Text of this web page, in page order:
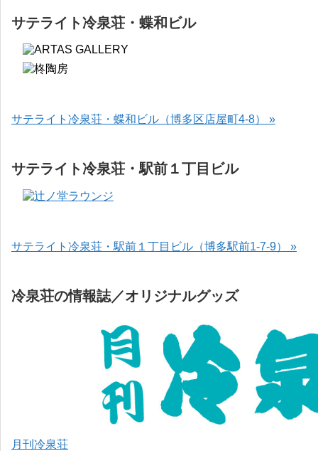
サテライト冷泉荘・蝶和ビル
サテライト冷泉荘・蝶和ビル（博多区店屋町4-8） »
サテライト冷泉荘・駅前１丁目ビル
サテライト冷泉荘・駅前１丁目ビル（博多駅前1-7-9） »
冷泉荘の情報誌／オリジナルグッズ
月刊冷泉荘